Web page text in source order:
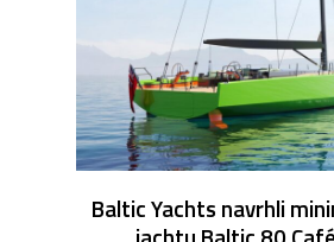
Baltic Yachts navrhli